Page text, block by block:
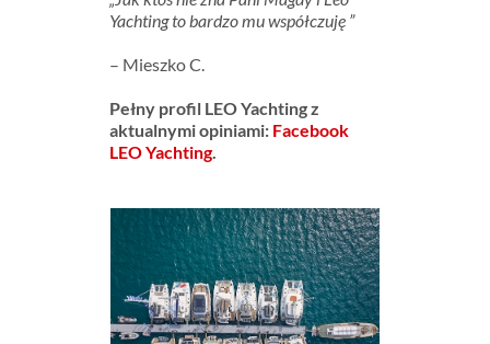
Yachting to bardzo mu współczuję ”
– Mieszko C.
Pełny profil LEO Yachting z
aktualnymi opiniami: Facebook
LEO Yachting.